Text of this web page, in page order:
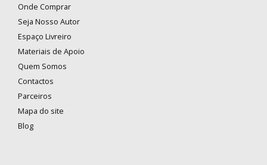
Onde Comprar
Seja Nosso Autor
Espaço Livreiro
Materiais de Apoio
Quem Somos
Contactos
Parceiros
Mapa do site
Blog